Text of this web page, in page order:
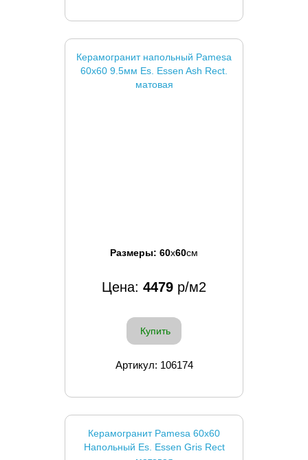
Керамогранит напольный Pamesa
60x60 9.5мм Es. Essen Ash Rect.
матовая
Размеры: 60x60см
Цена: 4479 р/м2
Купить
Артикул: 106174
Керамогранит Pamesa 60x60
Напольный Es. Essen Gris Rect